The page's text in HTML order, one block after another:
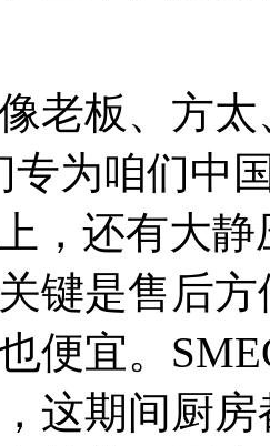
老板、方
专为咱们中
，还有大
键是售后
也便宜。
这期间厨